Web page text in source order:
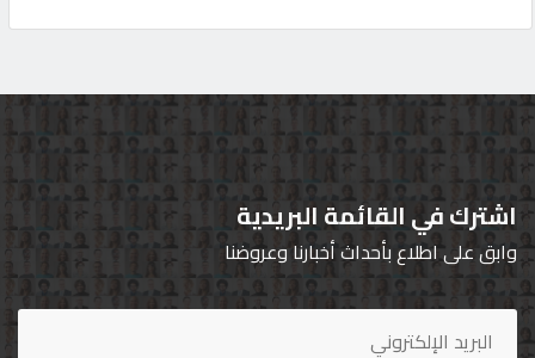
اشترك في القائمة البريدية
وابق على اطلاع بأحداث أخبارنا وعروضنا